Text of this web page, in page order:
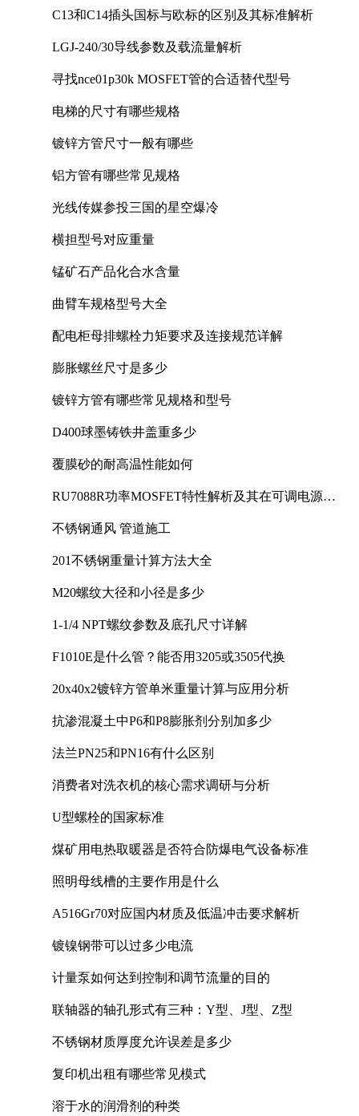
C13和C14插头国标与欧标的区别及其标准解析
LGJ-240/30导线参数及载流量解析
寻找nce01p30k MOSFET管的合适替代型号
电梯的尺寸有哪些规格
镀锌方管尺寸一般有哪些
铝方管有哪些常见规格
光线传媒参投三国的星空爆冷
横担型号对应重量
锰矿石产品化合水含量
曲臂车规格型号大全
配电柜母排螺栓力矩要求及连接规范详解
膨胀螺丝尺寸是多少
镀锌方管有哪些常见规格和型号
D400球墨铸铁井盖重多少
覆膜砂的耐高温性能如何
RU7088R功率MOSFET特性解析及其在可调电源设
不锈钢通风 管道施工
201不锈钢重量计算方法大全
M20螺纹大径和小径是多少
1-1/4 NPT螺纹参数及底孔尺寸详解
F1010E是什么管？能否用3205或3505代换
20x40x2镀锌方管单米重量计算与应用分析
抗渗混凝土中P6和P8膨胀剂分别加多少
法兰PN25和PN16有什么区别
消费者对洗衣机的核心需求调研与分析
U型螺栓的国家标准
煤矿用电热取暖器是否符合防爆电气设备标准
照明母线槽的主要作用是什么
A516Gr70对应国内材质及低温冲击要求解析
镀镍钢带可以过多少电流
计量泵如何达到控制和调节流量的目的
联轴器的轴孔形式有三种：Y型、J型、Z型
不锈钢材质厚度允许误差是多少
复印机出租有哪些常见模式
溶于水的润滑剂的种类